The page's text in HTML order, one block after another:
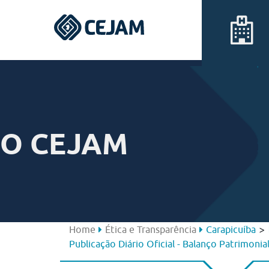
O CEJAM
Home Ética e Transparência Carapicuíba>
Publicação Diário Oficial - Balanço Patrimonial